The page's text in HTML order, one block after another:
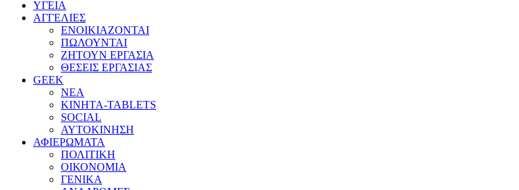
ΥΓΕΙΑ
ΑΓΓΕΛΙΕΣ
ΕΝΟΙΚΙΑΖΟΝΤΑΙ
ΠΩΛΟΥΝΤΑΙ
ΖΗΤΟΥΝ ΕΡΓΑΣΙΑ
ΘΕΣΕΙΣ ΕΡΓΑΣΙΑΣ
GEEK
ΝΕΑ
ΚΙΝΗΤΑ-TABLETS
SOCIAL
ΑΥΤΟΚΙΝΗΣΗ
ΑΦΙΕΡΩΜΑΤΑ
ΠΟΛΙΤΙΚΗ
ΟΙΚΟΝΟΜΙΑ
ΓΕΝΙΚΑ